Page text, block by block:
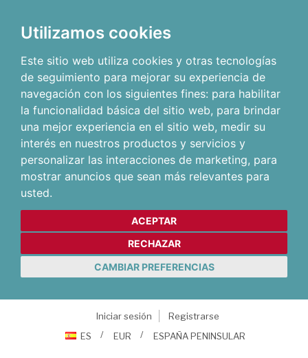
Utilizamos cookies
Este sitio web utiliza cookies y otras tecnologías
de seguimiento para mejorar su experiencia de
navegación con los siguientes fines: para habilitar
la funcionalidad básica del sitio web, para brindar
una mejor experiencia en el sitio web, medir su
interés en nuestros productos y servicios y
personalizar las interacciones de marketing, para
mostrar anuncios que sean más relevantes para
usted.
ACEPTAR
RECHAZAR
CAMBIAR PREFERENCIAS
Iniciar sesión
Registrarse
ES
EUR ESPAÑA PENINSULAR